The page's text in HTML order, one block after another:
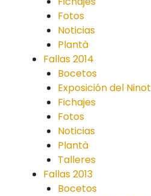
Fotos
Noticias
Plantà
Fallas 2014
Bocetos
Exposición del Ninot
Fichajes
Fotos
Noticias
Plantà
Talleres
Fallas 2013
Bocetos